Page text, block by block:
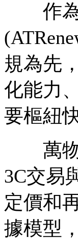
作為
規為先
化能力
要樞紐
萬物
3C交易
定價和
據模型